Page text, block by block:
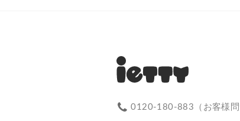
0120-180-883（お客様問